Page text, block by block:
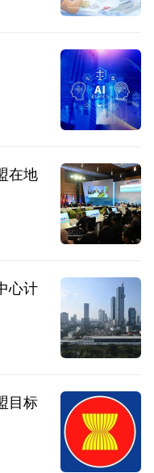
在地
心计
目标